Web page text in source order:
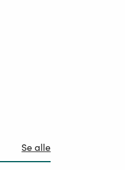
Se alle